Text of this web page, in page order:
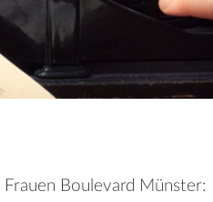
Boulevard Münster: